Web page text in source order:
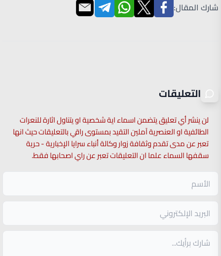
شارك المقال:
التعليقات
لن ينشر أي تعليق يتضمن اسماء اية شخصية او يتناول اثارة للنعرات
الطائفية او العنصرية آملين التقيد بمستوى راقي بالتعليقات حيث انها
تعبر عن مدى تقدم وثقافة زوار وكالة أنباء سرايا الإخبارية - حرية
سقفها السماء علما ان التعليقات تعبر عن راي اصحابها فقط.